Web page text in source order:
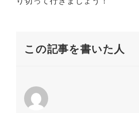
この記事を書いた人